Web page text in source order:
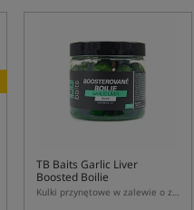
TB Baits Garlic Liver
Boosted Boilie
Kulki przynętowe w zalewie o zapachu czosnku i wątroby